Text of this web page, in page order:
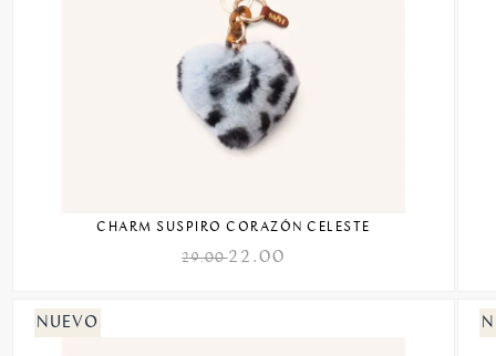
CHARM SUSPIRO CORAZÓN CELESTE
29.0022.00